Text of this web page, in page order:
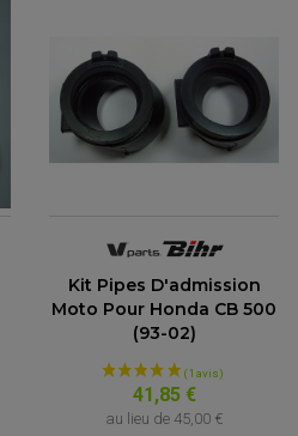
Kit Pipes D'admission
Moto Pour Honda CB 500
(93-02)
41,85 €
au lieu de 45,00 €